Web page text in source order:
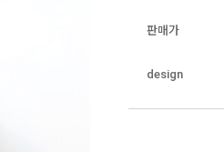
판매가
design